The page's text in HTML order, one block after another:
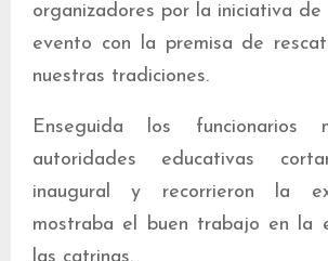
organizadores por la iniciativa de
evento con la premisa de
nuestras tradiciones.
Enseguida los funcionarios
autoridades educativas
inaugural y recorrieron la
mostraba el buen trabajo en la